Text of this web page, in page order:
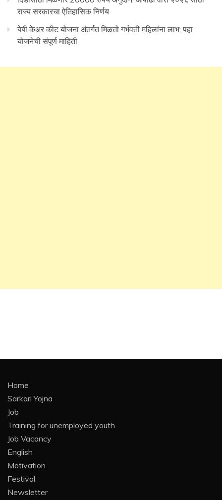
राज्य सरकारचा ऐतिहासिक निर्णय
बेबी केअर कीट योजना अंतर्गत मिळतो गर्भवती महिलांना लाभ; पहा
योजनेची संपूर्ण माहिती
Home
Sarkari Yojna
Job
Training for unemployed youth
Job Vacancy
English
Motivation
Festival
Newsletter